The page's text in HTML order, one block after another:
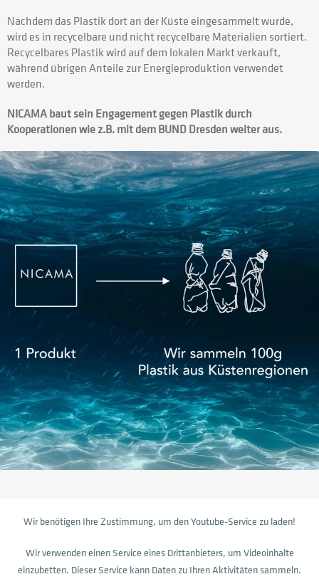
Nachdem das Plastik dort an der Küste eingesammelt wurde,
wird es in recycelbare und nicht recycelbare Materialien sortiert.
Recycelbares Plastik wird auf dem lokalen Markt verkauft,
während übrigen Anteile zur Energieproduktion verwendet
werden.
NICAMA baut sein Engagement gegen Plastik durch
Kooperationen wie z.B. mit dem BUND Dresden weiter aus.
Wir benötigen Ihre Zustimmung, um den Youtube-Service zu laden!
Wir verwenden einen Service eines Drittanbieters, um Videoinhalte
einzubetten. Dieser Service kann Daten zu Ihren Aktivitäten sammeln.